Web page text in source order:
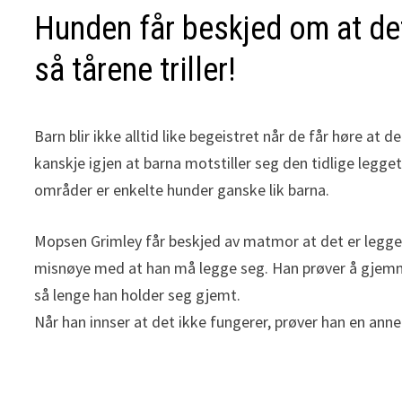
Hunden får beskjed om at
så tårene triller!
Barn blir ikke alltid like begeistret når de får høre at
kanskje igjen at barna motstiller seg den tidlige
områder er enkelte hunder ganske lik barna.
Mopsen Grimley får beskjed av matmor at det er
misnøye med at han må legge seg. Han prøver å
så lenge han holder seg gjemt.
Når han innser at det ikke fungerer, prøver han en